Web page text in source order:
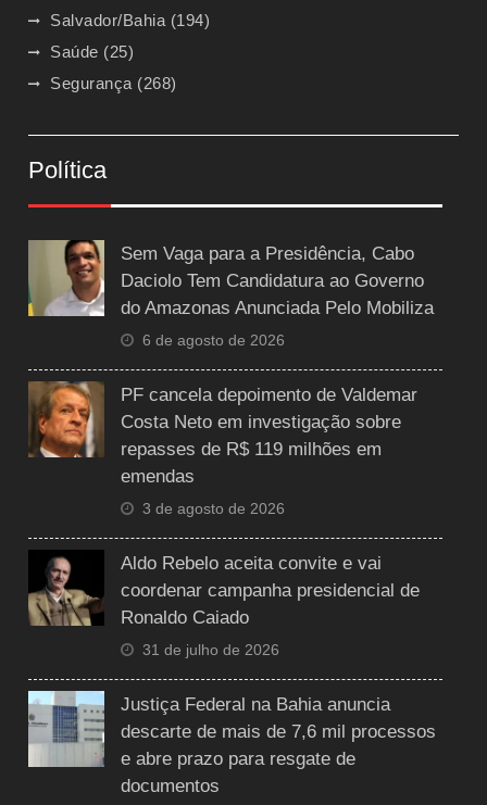
Salvador/Bahia(194)
Saúde (25)
Segurança(268)
Política
Sem Vaga para a Presidência, Cabo
Daciolo Tem Candidatura ao Governo
do Amazonas Anunciada Pelo Mobiliza
6 de agosto de 2026
PF cancela depoimento de Valdemar
Costa Neto em investigação sobre
repasses de R$ 119 milhões em
emendas
3 de agosto de 2026
Aldo Rebelo aceita convite e vai
coordenar campanha presidencial de
Ronaldo Caiado
31 de julho de 2026
Justiça Federal na Bahia anuncia
descarte de mais de 7,6 mil processos
e abre prazo para resgate de
documentos